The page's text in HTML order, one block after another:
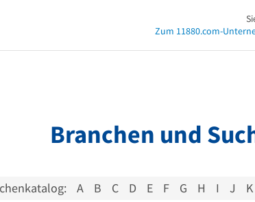
Zum 11880.com-
Branchen und
A B C D E F G H I J K